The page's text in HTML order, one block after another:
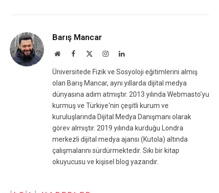
Barış Mancar
WebsiteFacebook InstagramLinkedIn
Üniversitede Fizik ve Sosyoloji eğitimlerini almış
olan Barış Mancar, aynı yıllarda dijital medya
dünyasına adım atmıştır. 2013 yılında Webmasto'yu
kurmuş ve Türkiye'nin çeşitli kurum ve
kuruluşlarında Dijital Medya Danışmanı olarak
görev almıştır. 2019 yılında kurduğu Londra
merkezli dijital medya ajansı (Kutola) altında
çalışmalarını sürdürmektedir. Sıkı bir kitap
okuyucusu ve kişisel blog yazarıdır.